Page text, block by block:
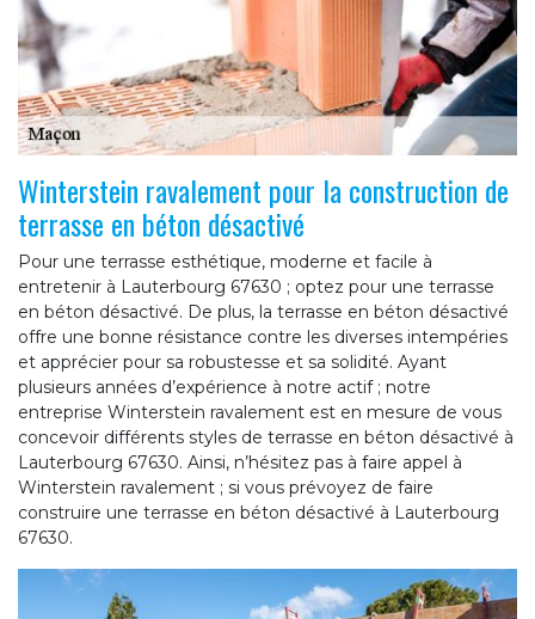
Winterstein ravalement pour la construction de
terrasse en béton désactivé
Pour une terrasse esthétique, moderne et facile à
entretenir à Lauterbourg 67630 ; optez pour une terrasse
en béton désactivé. De plus, la terrasse en béton désactivé
offre une bonne résistance contre les diverses intempéries
et apprécier pour sa robustesse et sa solidité. Ayant
plusieurs années d’expérience à notre actif ; notre
entreprise Winterstein ravalement est en mesure de vous
concevoir différents styles de terrasse en béton désactivé à
Lauterbourg 67630. Ainsi, n’hésitez pas à faire appel à
Winterstein ravalement ; si vous prévoyez de faire
construire une terrasse en béton désactivé à Lauterbourg
67630.